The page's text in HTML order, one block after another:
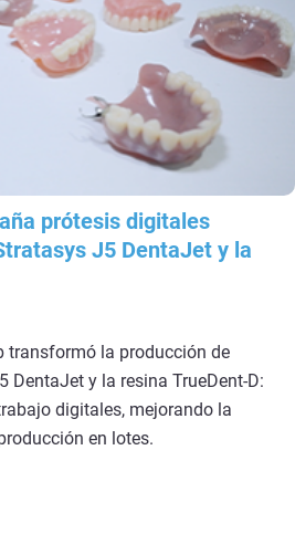
prótesis digitales
J5 DentaJet y la
transformó la producción de
DentaJet y la resina TrueDent-D:
digitales, mejorando la
en lotes.